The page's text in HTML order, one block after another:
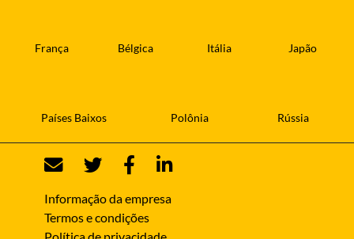
França Bélgica Itália Japão
Países Baixos Polônia Rússia
Informação da empresa
Termos e condições
Política de privacidade